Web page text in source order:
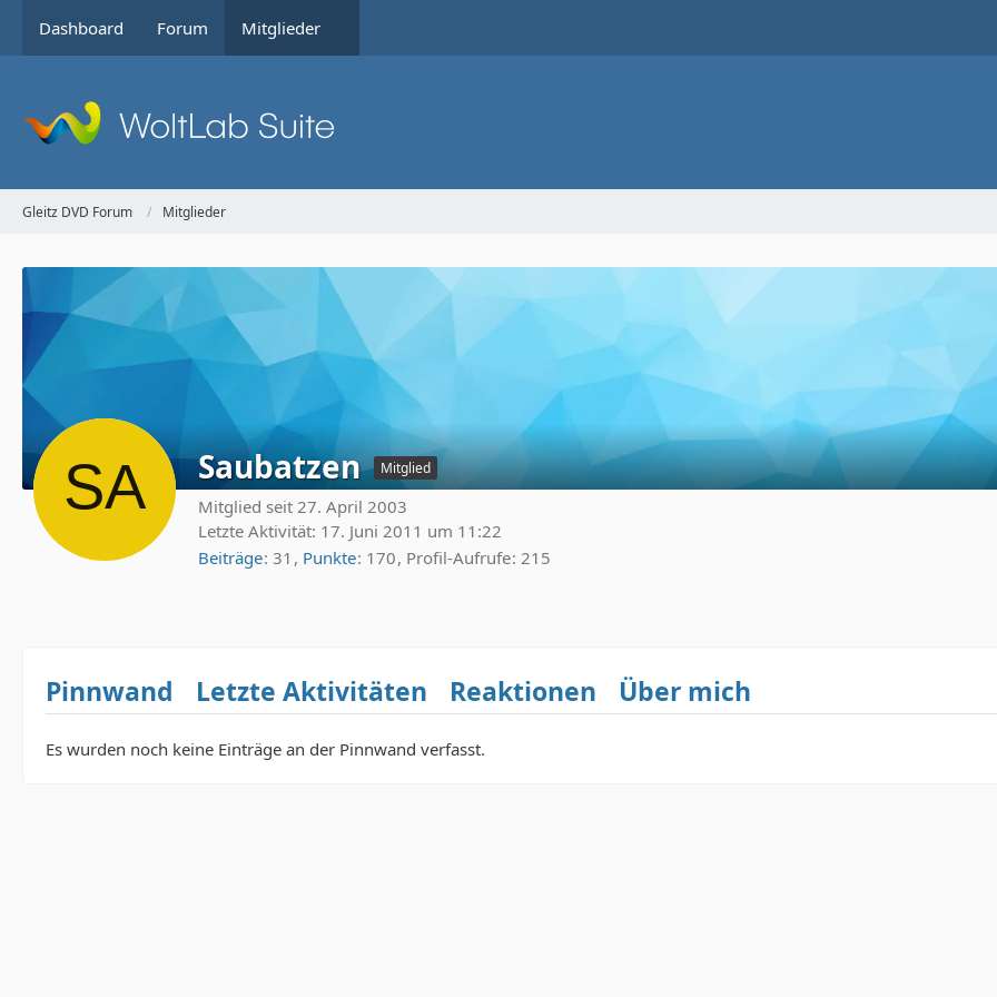
Dashboard Forum Mitglieder
Gleitz DVD Forum Mitglieder
Saubatzen Mitglied
Mitglied seit 27. April 2003
Letzte Aktivität: 17. Juni 2011 um 11:22
Beiträge 31 Punkte 170 Profil-Aufrufe 215
Pinnwand Letzte Aktivitäten Reaktionen Über mich
Es wurden noch keine Einträge an der Pinnwand verfasst.